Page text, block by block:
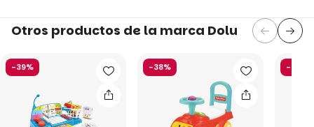
Otros productos de la marca Dolu
-39% -38% -44%